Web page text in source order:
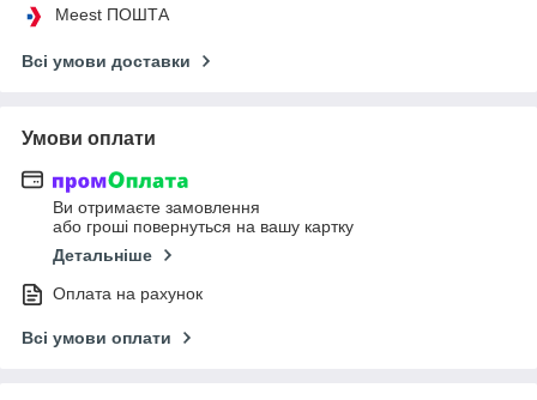
Meest ПОШТА
Всі умови доставки
Умови оплати
Ви отримаєте замовлення
або гроші повернуться на вашу картку
Детальніше
Оплата на рахунок
Всі умови оплати